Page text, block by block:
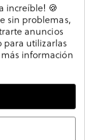
increíble! 🍪
sin problemas,
anuncios
para utilizarlas
información